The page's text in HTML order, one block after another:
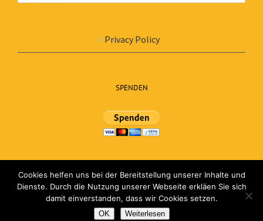
Privacy Policy
SPENDEN
© Förderverein Mbuye Farm School e.V. | All Rights Reserved | Powered by
networks & more
Cookies helfen uns bei der Bereitstellung unserer Inhalte und
Dienste. Durch die Nutzung unserer Webseite erkläen Sie sich
damit einverstanden, dass wir Cookies setzen.
OK Weiterlesen